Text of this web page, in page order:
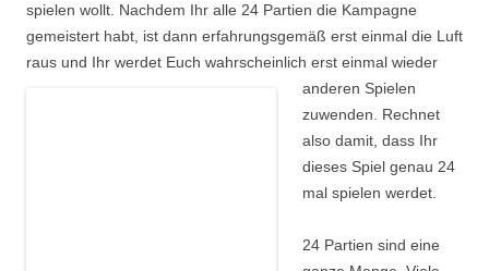
spielen wollt. Nachdem Ihr alle 24 Partien die Kampagne
gemeistert habt, ist dann erfahrungsgemäß erst einmal die Luft
raus und Ihr werdet Euch wahrscheinlich erst einmal wieder
anderen Spielen
zuwenden. Rechnet
also damit, dass Ihr
dieses Spiel genau 24
mal spielen werdet.
24 Partien sind eine